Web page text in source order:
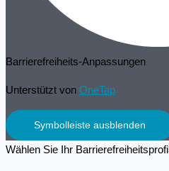
Barrierefreiheits-Anpassungen
Unterstützt von OneTap
Symbolleiste ausblenden
Wählen Sie Ihr Barrierefreiheitsprofil